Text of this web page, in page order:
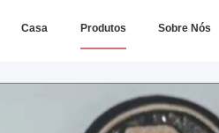
Casa Produtos Sobre Nós